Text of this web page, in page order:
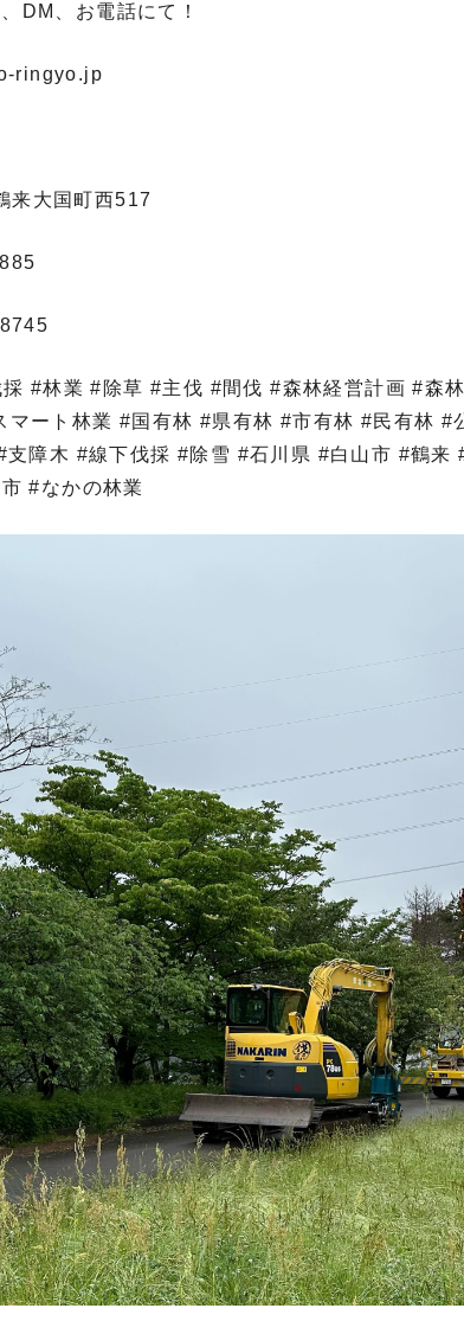
DM、お電話にて！
ringyo.jp⁡
来大国町西517
#林業 #除草 #主伐 #間伐 #森林経営計画 #森
マート林業 #国有林 #県有林 #市有林 #民有林 #
支障木 #線下伐採 #除雪 #石川県 #白山市 #鶴来
#なかの林業